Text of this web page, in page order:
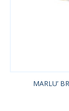
MARLU’